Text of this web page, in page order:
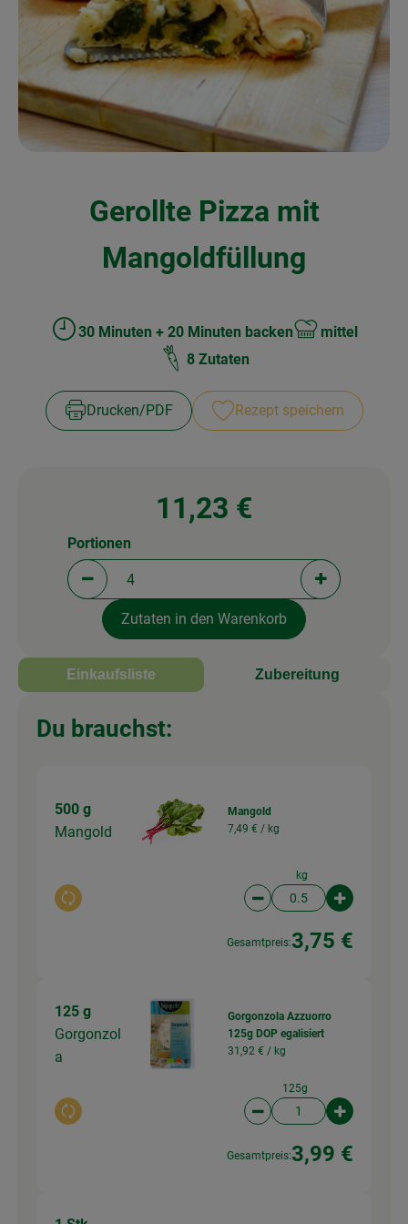
Kochen & Backen
Naturkost
Drogerie
Veranstaltungen
Gerollte Pizza mit
Mangoldfüllung
Zubreitungszeit:
30 Minuten + 20 Minuten backen
Schwierigkeit:
mittel
8 Zutaten
Drucken​/​PDF Rezept speichern
11,23 €
Portionen verringern (aktuell 4 Portionen
Portionen
Portionen
Zutaten in den Warenkorb
Einkaufsliste Zubereitung
Du brauchst:
500 g
Mangold
Auswahl ändern
Mangold
7,49 € / kg
kg
Artikelanzahl
Gesamtpreis:3,75 €
125 g
Gorgonzol
a
Auswahl ändern
Gorgonzola Azzuorro
125g DOP egalisiert
31,92 € / kg
125g
Artikelanzahl
Gesamtpreis:3,99 €